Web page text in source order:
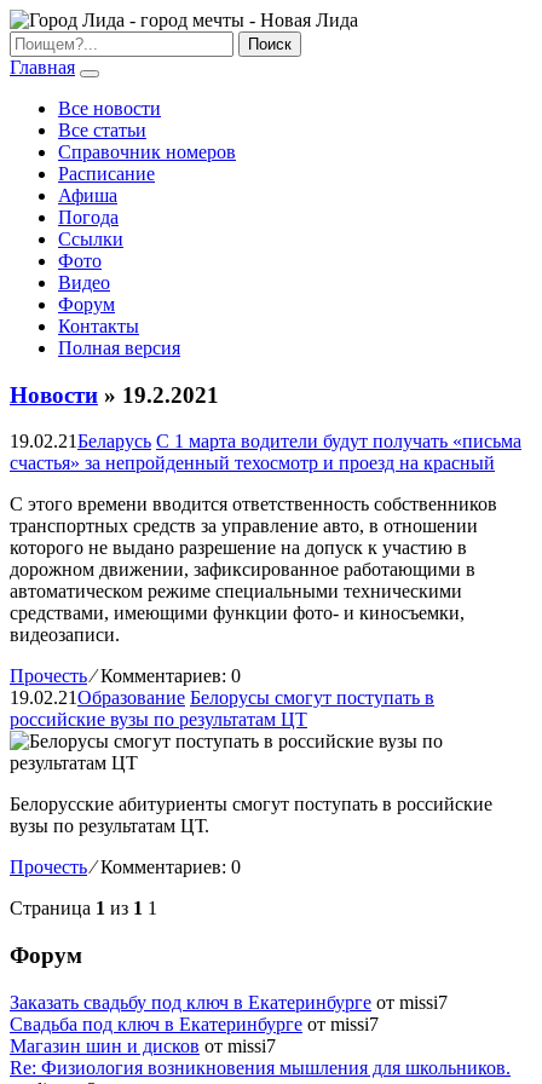
Главная
Все новости
Все статьи
Справочник номеров
Расписание
Афиша
Погода
Ссылки
Фото
Видео
Форум
Контакты
Полная версия
Новости » 19.2.2021
19.02.21Беларусь С 1 марта водители будут получать «письма
счастья» за непройденный техосмотр и проезд на красный
С этого времени вводится ответственность собственников
транспортных средств за управление авто, в отношении
которого не выдано разрешение на допуск к участию в
дорожном движении, зафиксированное работающими в
автоматическом режиме специальными техническими
средствами, имеющими функции фото- и киносъемки,
видеозаписи.
Прочесть ⁄Комментариев: 0
19.02.21Образование Белорусы смогут поступать в
российские вузы по результатам ЦТ
Белорусские абитуриенты смогут поступать в российские
вузы по результатам ЦТ.
Прочесть ⁄Комментариев: 0
Страница 1 из 1 1
Форум
Заказать свадьбу под ключ в Екатеринбурге от missi7
Cвадьба под ключ в Екатеринбурге от missi7
Магазин шин и дисков от missi7
Re: Физиология возникновения мышления для школьников.